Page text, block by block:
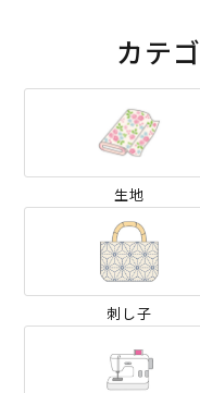
カテ
生地
刺し子